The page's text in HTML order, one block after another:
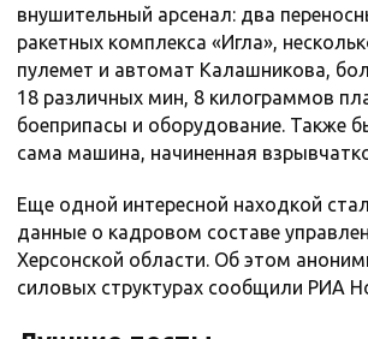
внушительный арсенал: два
ракетных комплекса «Игла»,
пулемет и автомат Калашникова,
18 различных мин, 8 килограммов
боеприпасы и оборудование. Также
сама машина, начиненная
Еще одной интересной находкой
данные о кадровом составе
Херсонской области. Об этом
силовых структурах сообщили РИА